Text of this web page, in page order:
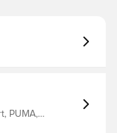
PUMA,